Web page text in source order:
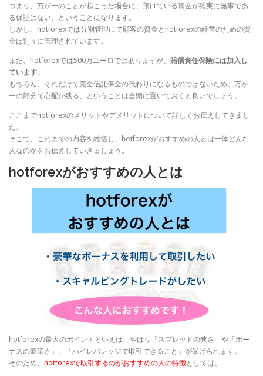
つまり、万が一のことが起こった場合に、預けている資金が確実に無事であ
る保証はない、ということになります。
しかし、hotforexでは分別管理にて顧客の資金とhotforexの経営のための資
金は別々に管理されています。
また、hotforexでは500万ユーロではありますが、 賠償責任保険には加入し
ています。
もちろん、それだけで完全信託保全の代わりになるものではないため、万が
一の部分で心配が残る、ということは念頭に置いておくと良いでしょう。
ここまでhotforexのメリットやデメリットについて詳しくお伝えしてきまし
た。
そこで、これまでの内容を総括し、hotforexがおすすめの人とは一体どんな
人なのかをお伝えしていきましょう。
hotforexがおすすめの人とは
hotforexの最大のポイントといえば、やはり「スプレッドの狭さ」や「ボー
ナスの豪華さ」、「ハイレバレッジで取引できること」が挙げられます。
そのため、 hotforexで取引するのがおすすめの人の特徴としては、